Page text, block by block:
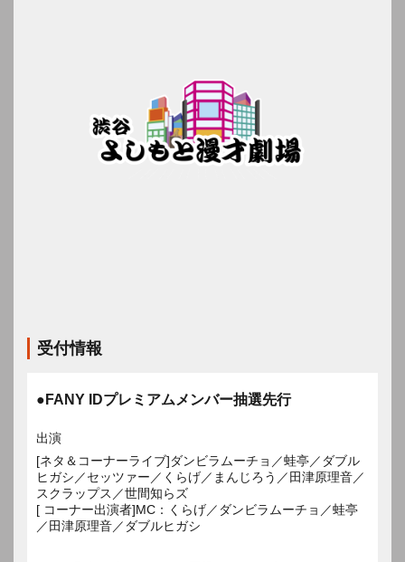
受付情報
●FANY IDプレミアムメンバー抽選先行
出演
[ネタ＆コーナーライブ]ダンビラムーチョ／蛙亭／ダブル
ヒガシ／セッツァー／くらげ／まんじろう／田津原理音／
スクラップス／世間知らズ
[ コーナー出演者]MC：くらげ／ダンビラムーチョ／蛙亭
／田津原理音／ダブルヒガシ